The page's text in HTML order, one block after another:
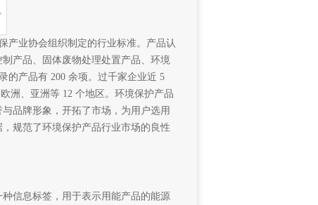
产业协会组织制定的行业标准。产品认
产品、固体废物处理处置产品、环境
的产品有 200 余项。过千家企业近 5
洲、亚洲等 12 个地区。环境保护产品
品牌形象，开拓了市场，为用户选用
规范了环境保护产品行业市场的良性
信息标签，用于表示用能产品的能源